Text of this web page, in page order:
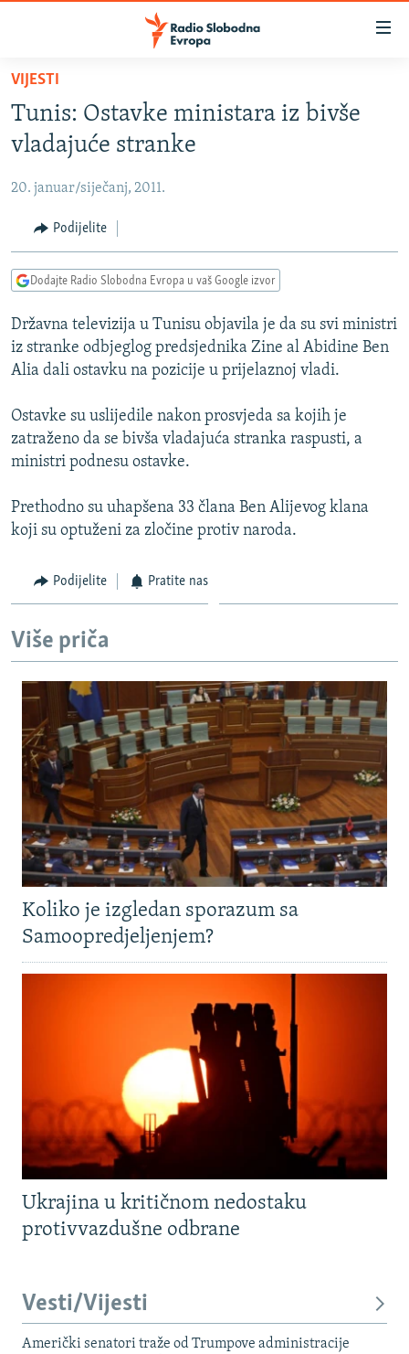
Pređite
glavni
sadržaj
na
navigaciju
Pređite
na
BOSNA I HERCEGOVINA
KOSOVO
CRNA GORA
VIDEO
FOTOGALERIJE
INFOGRAFIKE
PODCASTI
RAT U UKRAJINI
KINA NA BALKANU
ISPRIČAJ MI
DNEVNO@RSE
VIŠE OD NASLOVA
POPLAVE I KLIZIŠTA U BIH 2024.
POST SCRIPTUM
MOJA EVROPA
TRI DECENIJE OD RATA U BIH
SVE KARTE DEJTONA
NASTANAK I RASPAD JUGOSLAVIJE
PRATITE NAS
Sve RFE/RL stranice
VIJESTI
Tunis: Ostavke ministara iz bivše
vladajuće stranke
20. januar/siječanj, 2011.
Podijelite
Dodajte Radio Slobodna Evropa u vaš Google izvor
Državna televizija u Tunisu objavila je da su svi ministri
iz stranke odbjeglog predsjednika Zine al Abidine Ben
Alia dali ostavku na pozicije u prijelaznoj vladi.
Ostavke su uslijedile nakon prosvjeda sa kojih je
zatraženo da se bivša vladajuća stranka raspusti, a
ministri podnesu ostavke.
Prethodno su uhapšena 33 člana Ben Alijevog klana
koji su optuženi za zločine protiv naroda.
Podijelite Pratite nas
Više priča
Koliko je izgledan sporazum sa
Samoopredjeljenjem?
Ukrajina u kritičnom nedostaku
protivvazdušne odbrane
Vesti/Vijesti
Američki senatori traže od Trumpove administracije